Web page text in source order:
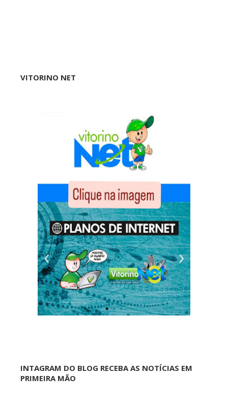
VITORINO NET
INTAGRAM DO BLOG RECEBA AS NOTÍCIAS EM
PRIMEIRA MÃO